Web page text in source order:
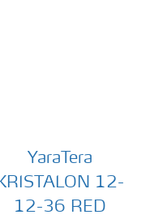
YaraTera
12-
12-36 RED